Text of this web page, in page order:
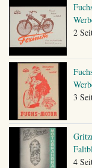
2
3
4